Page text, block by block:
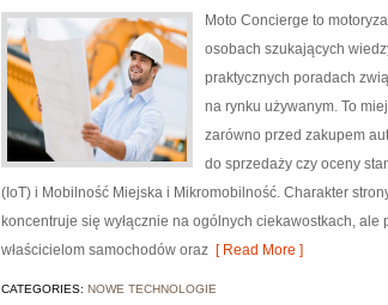
Moto Concierge to
osobach szukających
praktycznych poradach
na rynku używanym. To
zarówno przed zakupem
do sprzedaży czy oceny
(IoT) i Mobilność Miejska i Mikromobilność. Charakter
koncentruje się wyłącznie na ogólnych ciekawostkach,
właścicielom samochodów oraz [ Read More ]
CATEGORIES: NOWE TECHNOLOGIE